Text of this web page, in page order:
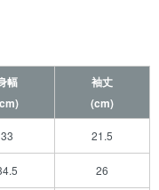
幅
袖丈
(cm)
33 21.5
26